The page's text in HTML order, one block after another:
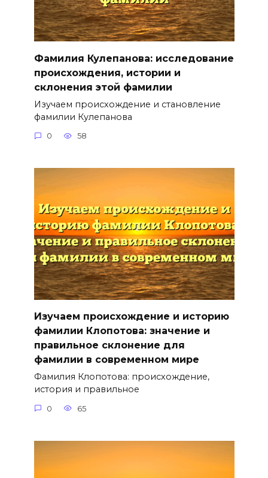
Фамилия Кулепанова: исследование
происхождения, истории и
склонения этой фамилии
Изучаем происхождение и становление
фамилии Кулепанова
0 58
Изучаем происхождение и историю
фамилии Клопотова: значение и
правильное склонение для
фамилии в современном мире
Фамилия Клопотова: происхождение,
история и правильное
0 65